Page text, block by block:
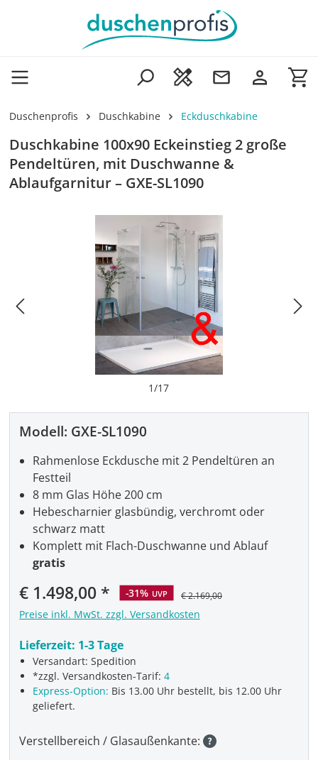
Zum Hauptinhalt springen
Duschenprofis Duschkabine Eckduschkabine
Duschkabine 100x90 Eckeinstieg 2 große
Pendeltüren, mit Duschwanne &
Ablaufgarnitur – GXE-SL1090
1/17
Modell: GXE-SL1090
Verkaufspreis:
€ 1.498,00 -31% UVP € 2.169,00
Preise inkl. MwSt. zzgl. Versandkosten
Lieferzeit: 1-3 Tage
Versandart: Spedition
*zzgl. Versandkosten-Tarif:4
Express-Option: Bis 13.00 Uhr bestellt, bis 12.00 Uhr
geliefert.
Rahmenlose Eckdusche mit 2 Pendeltüren an
Festteil
8 mm Glas Höhe 200 cm
Hebescharnier glasbündig, verchromt oder
schwarz matt
Komplett mit Flach-Duschwanne und Ablauf
gratis
Verstellbereich / Glasaußenkante: